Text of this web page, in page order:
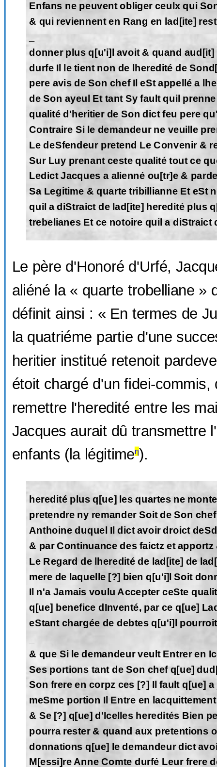
Enfans ne peuvent obliger ceulx qui
& qui reviennent en Rang en lad[ite]
donner plus q[u'i]l avoit & quand aud[it]
durfe Il le tient non de lheredité de
pere avis de Son chef Il eSt appellé a
de Son ayeul Et tant Sy fault quil
qualité d'heritier de Son dict feu pere
Contraire Si le demandeur ne veuille
Le deSfendeur pretend Le Convenir &
Sur Luy prenant ceste qualité tout ce
Ledict Jacques a alienné ou[tr]e &
Sa Legitime & quarte tribillianne Et eSt
quil a diStraict de lad[ite] heredité plus
trebelianes Et ce notoire quil a diStraict
Le père d'Honoré d'Urfé,
aliéné la « quarte trobelliane »
définit ainsi : « En termes de
la quatriéme partie d'une
heritier institué retenoit
étoit chargé d'un fidei-commis,
remettre l'heredité entre les
Jacques aurait dû transmettre
enfants (la légitimeη).
heredité plus q[ue] les quartes ne
pretendre ny remander Soit de Son
Anthoine duquel Il dict avoir droict
& par Continuance des faictz et apportz
Le Regard de lheredité de lad[ite] de
mere de laquelle [?] bien q[u'i]l Soit
Il n'a Jamais voulu Accepter ceSte
q[ue] benefice dInventé, par ce q[ue]
eStant chargée de debtes q[u'i]l
& que Si le demandeur veult Entrer en
Ses portions tant de Son chef q[ue]
Son frere en corpz ces [?] Il fault q[ue] a
meSme portion Il Entre en
& Se [?] q[ue] d'Icelles heredités Bien
pourra rester & quand aux pretentions
donnations q[ue] le demandeur dict
M[essi]re Anne Comte durfé Leur frere